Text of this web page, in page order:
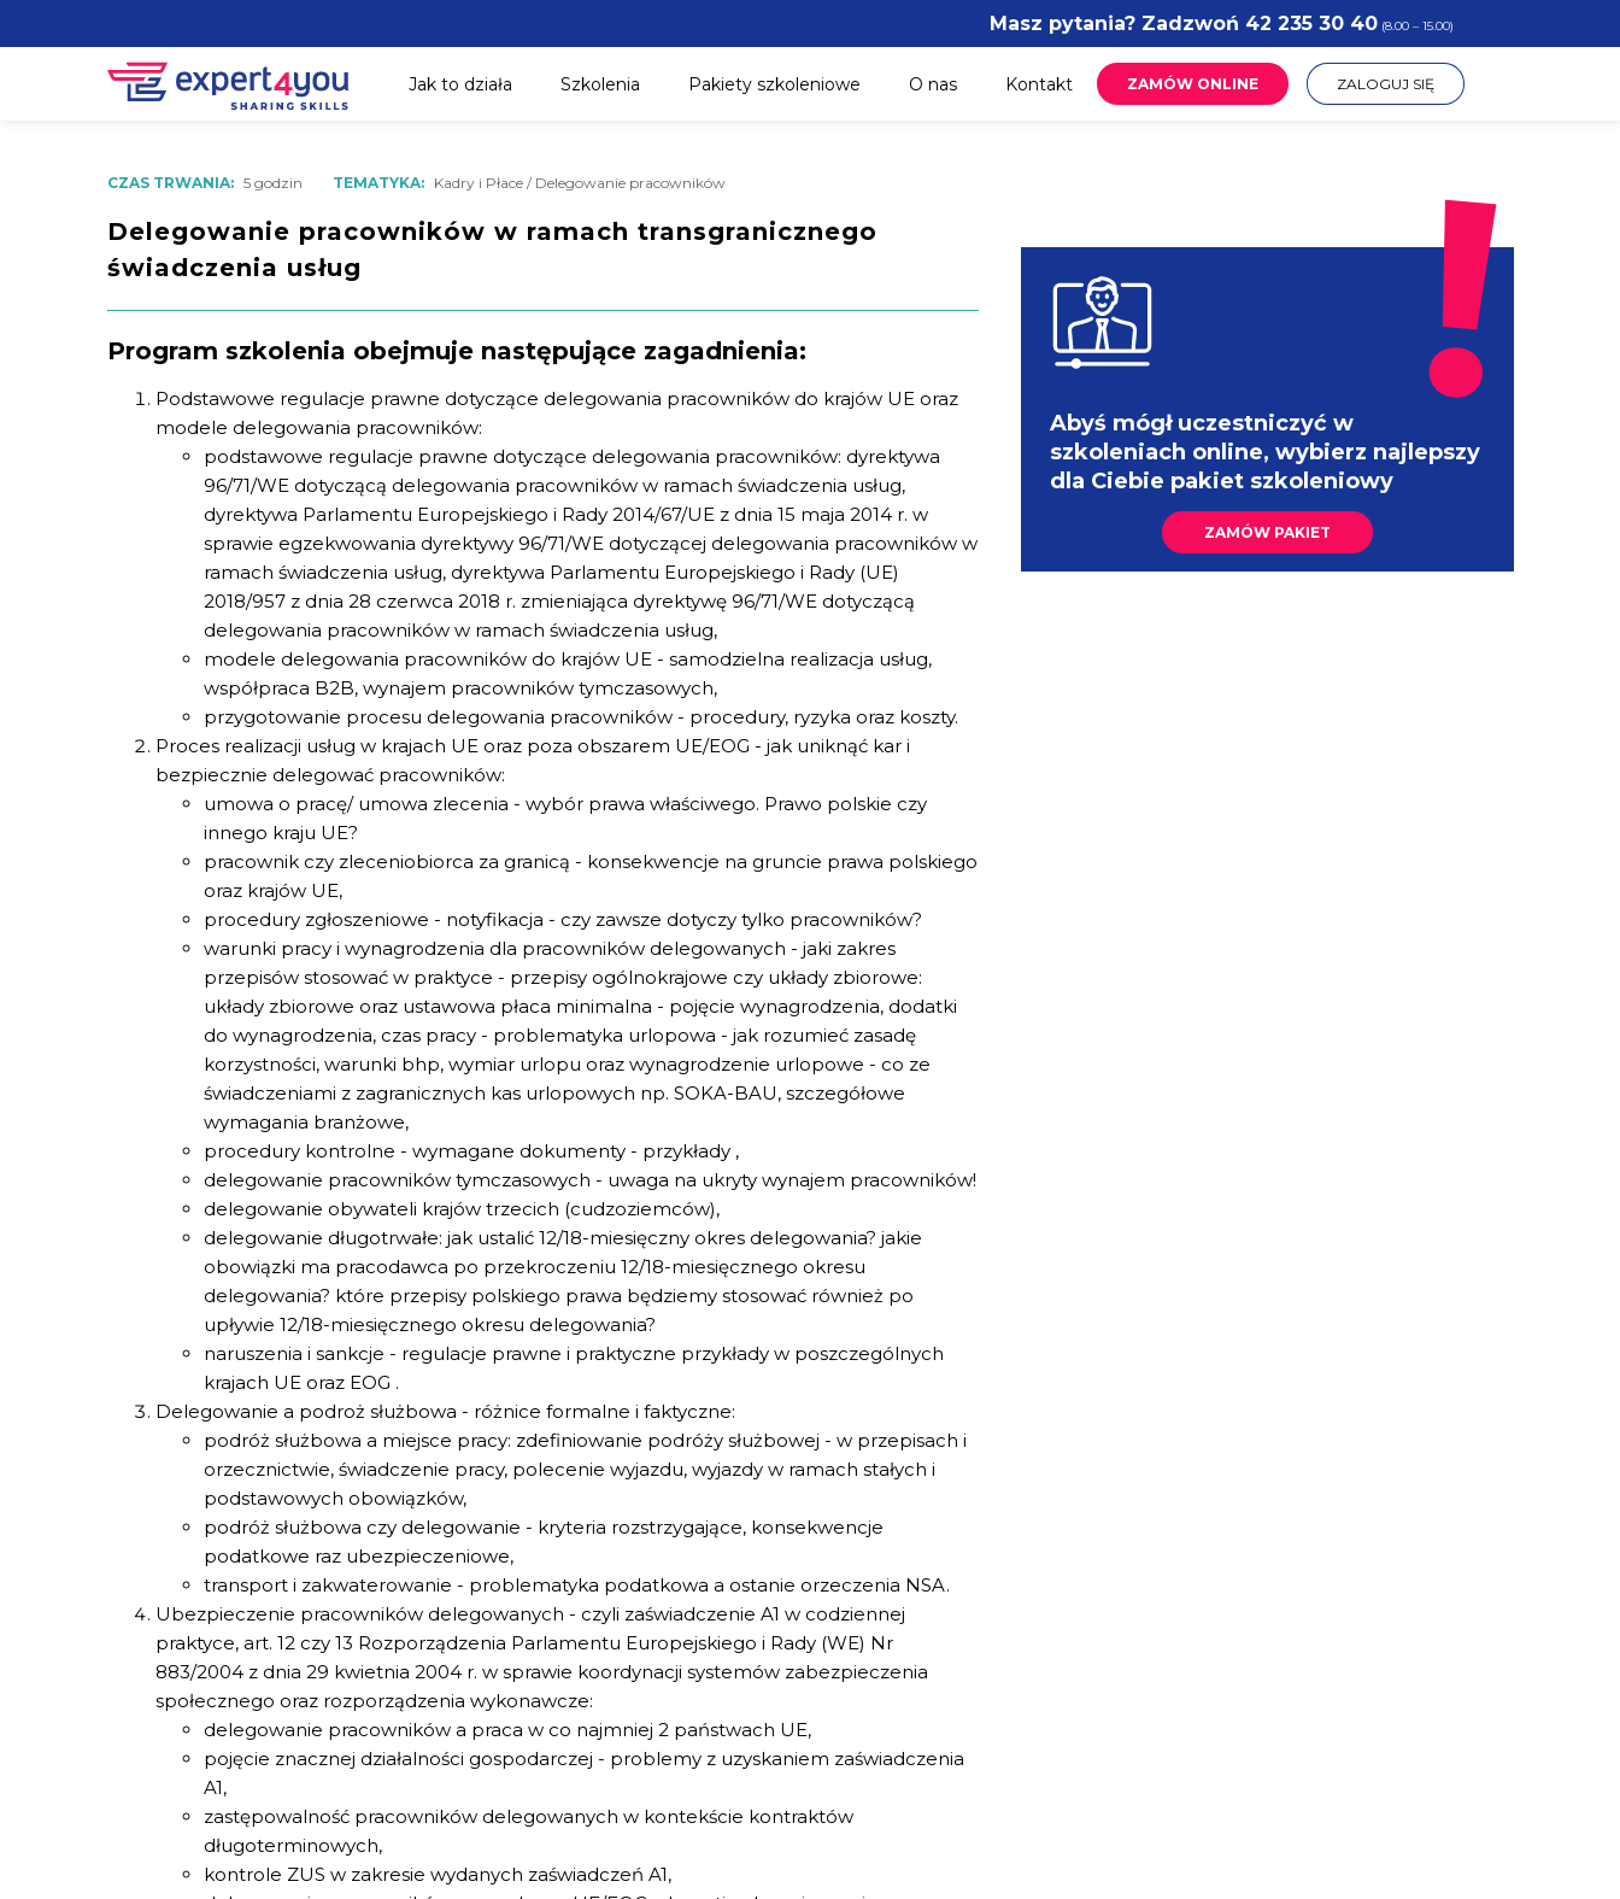
Masz pytania? Zadzwoń 42 235 30 40(8.00 – 15.00)
Jak to działa Szkolenia Pakiety szkoleniowe O nas Kontakt ZAMÓW ONLINE ZALOGUJ SIĘ
CZAS TRWANIA: 5 godzin TEMATYKA: Kadry i Płace / Delegowanie pracowników
Delegowanie pracowników w ramach transgranicznego
świadczenia usług
Program szkolenia obejmuje następujące zagadnienia:
Podstawowe regulacje prawne dotyczące delegowania pracowników do krajów UE oraz
modele delegowania pracowników:
podstawowe regulacje prawne dotyczące delegowania pracowników: dyrektywa
96/71/WE dotyczącą delegowania pracowników w ramach świadczenia usług,
dyrektywa Parlamentu Europejskiego i Rady 2014/67/UE z dnia 15 maja 2014 r. w
sprawie egzekwowania dyrektywy 96/71/WE dotyczącej delegowania pracowników w
ramach świadczenia usług, dyrektywa Parlamentu Europejskiego i Rady (UE)
2018/957 z dnia 28 czerwca 2018 r. zmieniająca dyrektywę 96/71/WE dotyczącą
delegowania pracowników w ramach świadczenia usług,
modele delegowania pracowników do krajów UE - samodzielna realizacja usług,
współpraca B2B, wynajem pracowników tymczasowych,
przygotowanie procesu delegowania pracowników - procedury, ryzyka oraz koszty.
Proces realizacji usług w krajach UE oraz poza obszarem UE/EOG - jak uniknąć kar i
bezpiecznie delegować pracowników:
umowa o pracę/ umowa zlecenia - wybór prawa właściwego. Prawo polskie czy
innego kraju UE?
pracownik czy zleceniobiorca za granicą - konsekwencje na gruncie prawa polskiego
oraz krajów UE,
procedury zgłoszeniowe - notyfikacja - czy zawsze dotyczy tylko pracowników?
warunki pracy i wynagrodzenia dla pracowników delegowanych - jaki zakres
przepisów stosować w praktyce - przepisy ogólnokrajowe czy układy zbiorowe:
układy zbiorowe oraz ustawowa płaca minimalna - pojęcie wynagrodzenia, dodatki
do wynagrodzenia, czas pracy - problematyka urlopowa - jak rozumieć zasadę
korzystności, warunki bhp, wymiar urlopu oraz wynagrodzenie urlopowe - co ze
świadczeniami z zagranicznych kas urlopowych np. SOKA-BAU, szczegółowe
wymagania branżowe,
procedury kontrolne - wymagane dokumenty - przykłady ,
delegowanie pracowników tymczasowych - uwaga na ukryty wynajem pracowników!
delegowanie obywateli krajów trzecich (cudzoziemców),
delegowanie długotrwałe: jak ustalić 12/18-miesięczny okres delegowania? jakie
obowiązki ma pracodawca po przekroczeniu 12/18-miesięcznego okresu
delegowania? które przepisy polskiego prawa będziemy stosować również po
upływie 12/18-miesięcznego okresu delegowania?
naruszenia i sankcje - regulacje prawne i praktyczne przykłady w poszczególnych
krajach UE oraz EOG .
Delegowanie a podroż służbowa - różnice formalne i faktyczne:
podróż służbowa a miejsce pracy: zdefiniowanie podróży służbowej - w przepisach i
orzecznictwie, świadczenie pracy, polecenie wyjazdu, wyjazdy w ramach stałych i
podstawowych obowiązków,
podróż służbowa czy delegowanie - kryteria rozstrzygające, konsekwencje
podatkowe raz ubezpieczeniowe,
transport i zakwaterowanie - problematyka podatkowa a ostanie orzeczenia NSA.
Ubezpieczenie pracowników delegowanych - czyli zaświadczenie A1 w codziennej
praktyce, art. 12 czy 13 Rozporządzenia Parlamentu Europejskiego i Rady (WE) Nr
883/2004 z dnia 29 kwietnia 2004 r. w sprawie koordynacji systemów zabezpieczenia
społecznego oraz rozporządzenia wykonawcze:
delegowanie pracowników a praca w co najmniej 2 państwach UE,
pojęcie znacznej działalności gospodarczej - problemy z uzyskaniem zaświadczenia
A1,
zastępowalność pracowników delegowanych w kontekście kontraktów
długoterminowych,
kontrole ZUS w zakresie wydanych zaświadczeń A1,
Abyś mógł uczestniczyć w
szkoleniach online, wybierz najlepszy
dla Ciebie pakiet szkoleniowy
ZAMÓW PAKIET